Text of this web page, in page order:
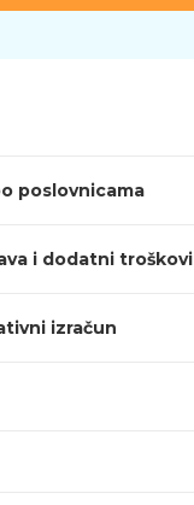
poslovnicama
i dodatni troškovi
izračun